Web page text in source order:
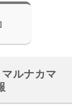
ルナカマ